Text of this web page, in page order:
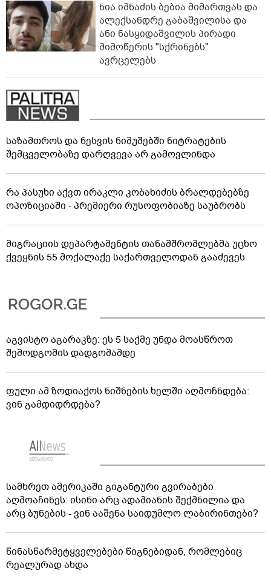
ნია იმნაძის ბებია მიმართვას და
ალექსანდრე გაბაშვილისა და
ანი ნასყიდაშვილის პირადი
მიმოწერის "სქრინებს"
ავრცელებს
საზამთროს და ნესვის ნიმუშებში ნიტრატების
შემცველობაზე დარღვევა არ გამოვლინდა
რა პასუხი აქვთ ირაკლი კობახიძის ბრალდებებზე
ოპოზიციაში - პრემიერი რუსოფობიაზე საუბრობს
მიგრაციის დეპარტამენტის თანამშრომლებმა უცხო
ქვეყნის 55 მოქალაქე საქართველოდან გააძევეს
აგვისტო აგარაკზე: ეს 5 საქმე უნდა მოასწროთ
შემოდგომის დადგომამდე
ფული ამ ზოდიაქოს ნიშნების ხელში აღმოჩნდება:
ვინ გამდიდრდება?
სამხრეთ ამერიკაში გიგანტური გვირაბები
აღმოაჩინეს: ისინი არც ადამიანის შექმნილია და
არც ბუნების - ვინ ააშენა საიდუმლო ლაბირინთები?
წინასწარმეტყველებები წიგნებიდან, რომლებიც
რეალურად ახდა